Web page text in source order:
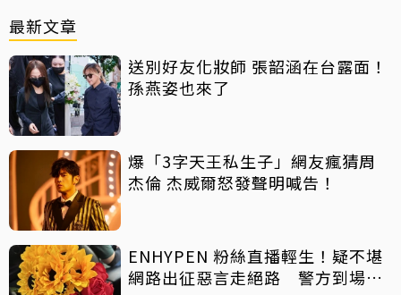
最新文章
送別好友化妝師 張韶涵在台露面！
孫燕姿也來了
爆「3字天王私生子」網友瘋猜周
杰倫 杰威爾怒發聲明喊告！
ENHYPEN 粉絲直播輕生！疑不堪
網路出征惡言走絕路 警方到場已